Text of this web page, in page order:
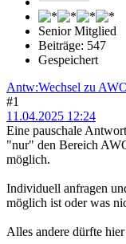
Senior Mitglied
Beiträge: 547
Gespeichert
Antw:Wechsel zu
#1
11.04.2025 12:24
Eine pauschale
"nur" den Bereich
möglich.
Individuell anfragen
möglich ist oder was
Alles andere dürfte